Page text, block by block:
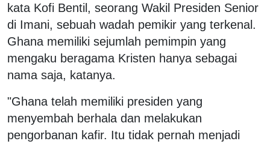
kata Kofi Bentil, seorang Wakil Presiden Senior
di Imani, sebuah wadah pemikir yang terkenal.
Ghana memiliki sejumlah pemimpin yang
mengaku beragama Kristen hanya sebagai
nama saja, katanya.
"Ghana telah memiliki presiden yang
menyembah berhala dan melakukan
pengorbanan kafir. Itu tidak pernah menjadi